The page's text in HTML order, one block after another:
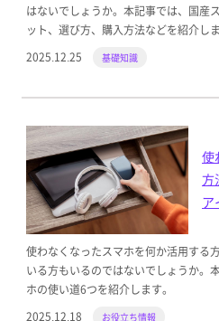
はないでしょうか。本記事では、国産
ット、選び方、購入方法などを紹介しま
2025.12.25
基礎知識
使
方
ア
使わなくなったスマホを何か活用する
いる方もいるのではないでしょうか。
ホの使い道6つを紹介します。
2025.12.18
お役立ち情報